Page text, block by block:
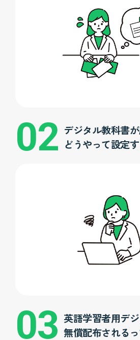
デジタル教科書
どうやって設定
英語学習者用デ
無償配布される